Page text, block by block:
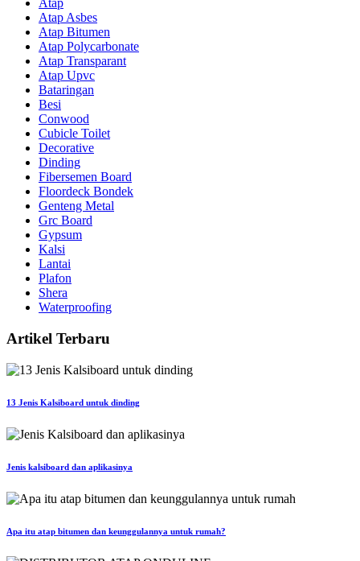
Atap
Atap Asbes
Atap Bitumen
Atap Polycarbonate
Atap Transparant
Atap Upvc
Bataringan
Besi
Conwood
Cubicle Toilet
Decorative
Dinding
Fibersemen Board
Floordeck Bondek
Genteng Metal
Grc Board
Gypsum
Kalsi
Lantai
Plafon
Shera
Waterproofing
Artikel Terbaru
13 Jenis Kalsiboard untuk dinding
Jenis kalsiboard dan aplikasinya
Apa itu atap bitumen dan keunggulannya untuk rumah?